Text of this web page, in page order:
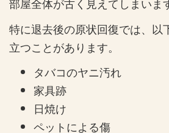
部屋全体が古く見えてしまいま
特に退去後の原状回復では、以
立つことがあります。
タバコのヤニ汚れ
家具跡
日焼け
ペットによる傷